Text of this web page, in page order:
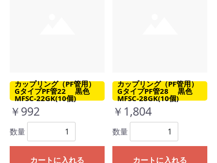
カップリング（PF管用）
GタイプPF管22 黒色
MFSC-22GK(10個)
￥992
数量
カートに入れる
カップリング（PF管用）
GタイプPF管28 黒色
MFSC-28GK(10個)
￥1,804
数量
カートに入れる